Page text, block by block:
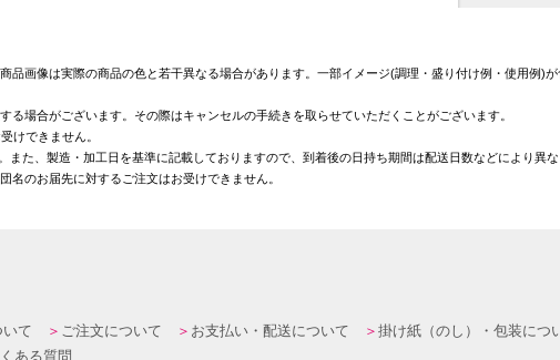
画像は実際の商品の色と若干異なる場合があります。一部イメージ(調理・盛り付け例・使用例)
場合がございます。その際はキャンセルの手続きを取らせていただくことがございます。
けできません。
た、製造・加工日を基準に記載しておりますので、到着後の日持ち期間は配送日数などにより異な
のお届先に対するご注文はお受けできません。
て ご注文について お支払い・配送について
掛け紙（のし）・包装につ
ある質問